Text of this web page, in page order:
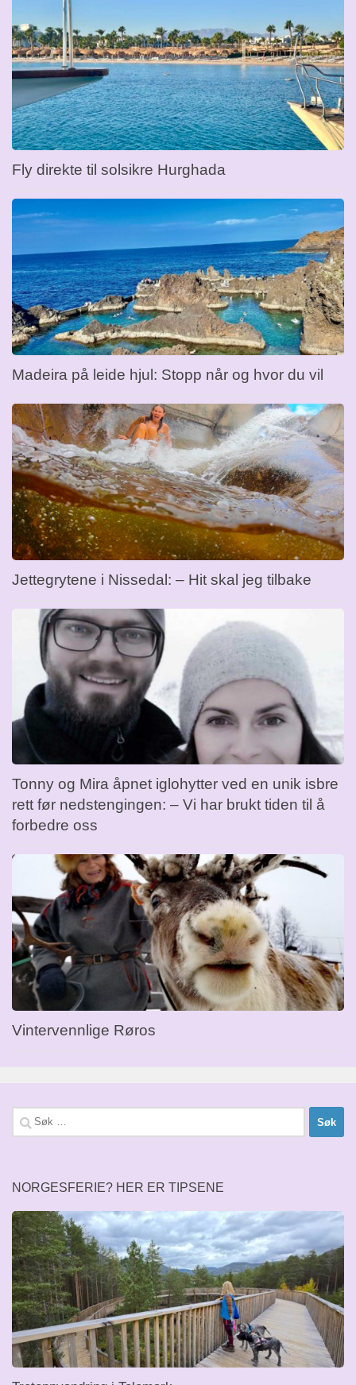
Fly direkte til solsikre Hurghada
Madeira på leide hjul: Stopp når og hvor du vil
Jettegrytene i Nissedal: – Hit skal jeg tilbake
Tonny og Mira åpnet iglohytter ved en unik isbre
rett før nedstengingen: – Vi har brukt tiden til å
forbedre oss
Vintervennlige Røros
Søk
etter:
NORGESFERIE? HER ER TIPSENE